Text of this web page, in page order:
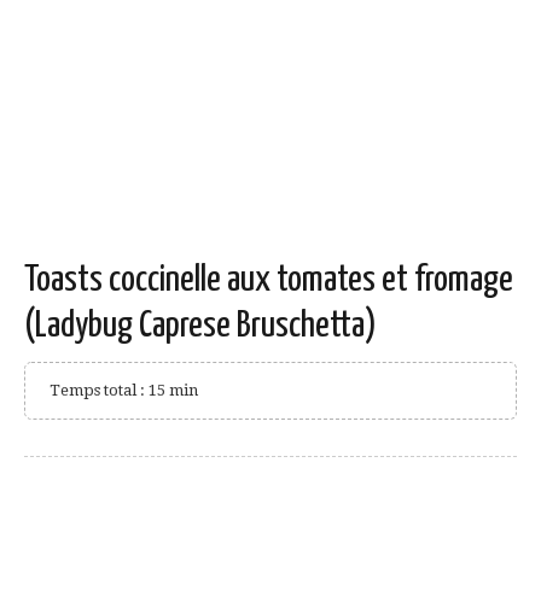
Toasts coccinelle aux tomates et fromage
(Ladybug Caprese Bruschetta)
Temps total : 15 min